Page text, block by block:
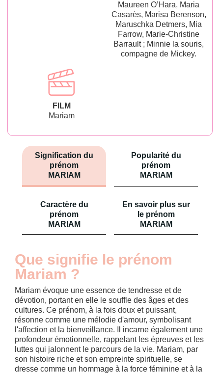
Maureen O’Hara, Maria
Casarès, Marisa Berenson,
Maruschka Detmers, Mia
Farrow, Marie-Christine
Barrault ; Minnie la souris,
compagne de Mickey.
FILM
Mariam
Signification du
prénom
MARIAM
Popularité du
prénom
MARIAM
Caractère du
prénom
MARIAM
En savoir plus sur
le prénom
MARIAM
Que signifie le prénom
Mariam ?
Mariam évoque une essence de tendresse et de
dévotion, portant en elle le souffle des âges et des
cultures. Ce prénom, à la fois doux et puissant,
résonne comme une mélodie d'amour, symbolisant
l'affection et la bienveillance. Il incarne également une
profondeur émotionnelle, rappelant les épreuves et les
luttes qui jalonnent le parcours de la vie. Mariam, par
son histoire riche et son empreinte spirituelle, se
dresse comme un hommage à la force féminine et à la